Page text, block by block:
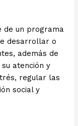
de un programa
desarrollar o
además de
atención y
regular las
social y